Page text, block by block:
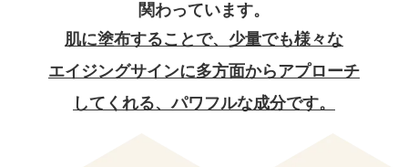
関わっています。
肌に塗布することで、少量でも様々な
エイジングサインに多方面からアプローチ
してくれる、パワフルな成分です。